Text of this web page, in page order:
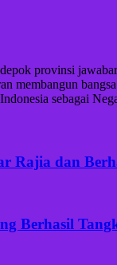
provinsi
membangun
sebagai
Rajia dan
Berhasil